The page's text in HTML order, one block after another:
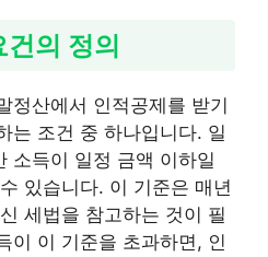
의 정의
정산에서 인적공제를 받기
는 조건 중 하나입니다. 일
소득이 일정 금액 이하일
있습니다. 이 기준은 매년
세법을 참고하는 것이 필
이 이 기준을 초과하면, 인